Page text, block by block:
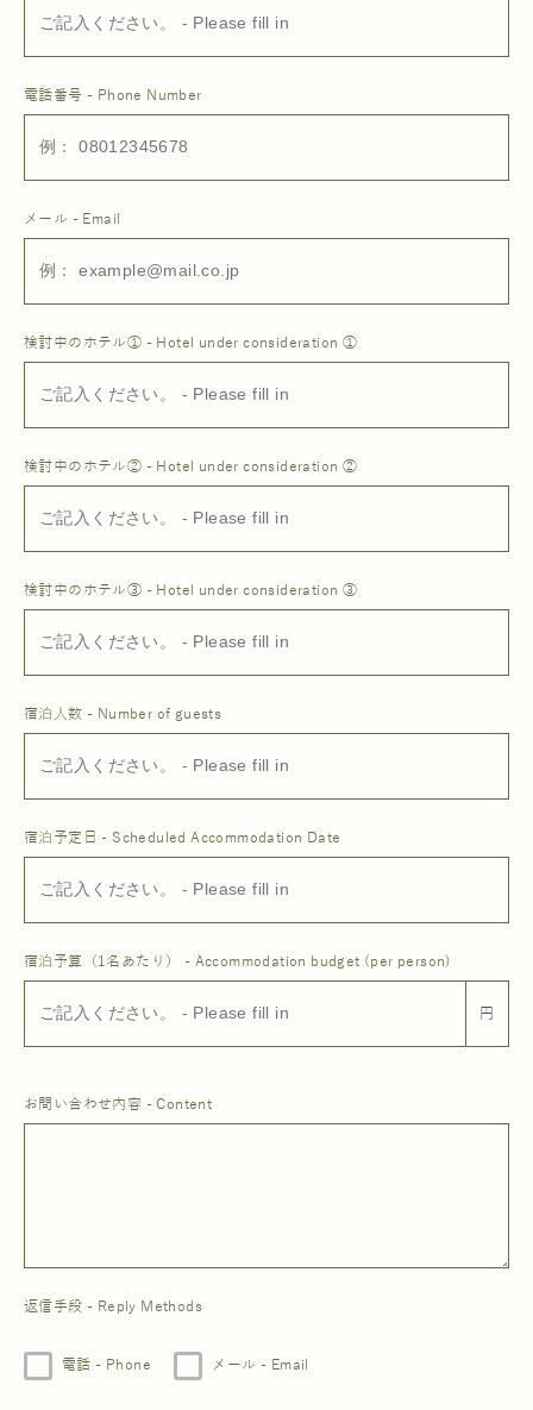
電話番号 - Phone Number
メール - Email
検討中のホテル① - Hotel under consideration ①
検討中のホテル② - Hotel under consideration ②
検討中のホテル③ - Hotel under consideration ③
宿泊人数 - Number of guests
宿泊予定日 - Scheduled Accommodation Date
宿泊予算（1名あたり） - Accommodation budget (per person)
円
お問い合わせ内容 - Content
返信手段 - Reply Methods
電話 - Phone メール - Email